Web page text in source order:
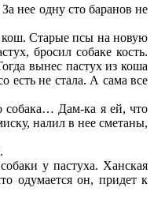
нее одну сто баранов не
кош. Старые псы на новую
бросил собаке кость.
вынес пастух из коша
есть не стала. А сама все
собака… Дам-ка я ей, что
налил в нее сметаны,
у пастуха. Ханская
одумается он, придет к